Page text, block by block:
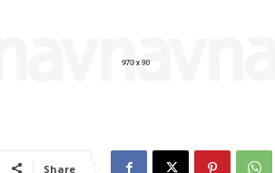
Share